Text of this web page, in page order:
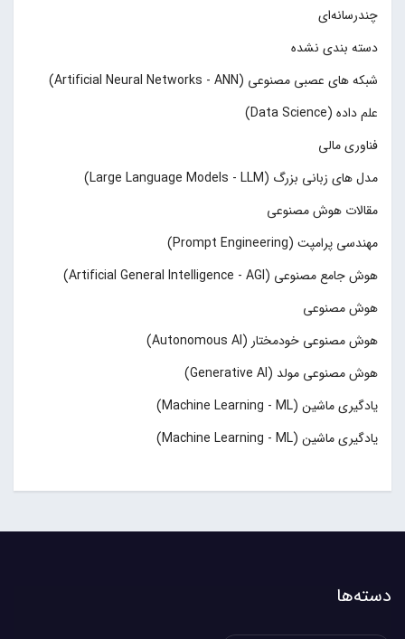
چند‌‌رسانه‌ای
دسته بندی نشده
شبکه های عصبی مصنوعی (Artificial Neural Networks - ANN)
علم داده (Data Science)
فناوری مالی
مدل های زبانی بزرگ (Large Language Models - LLM)
مقالات هوش مصنوعی
مهندسی پرامپت (Prompt Engineering)
هوش جامع مصنوعی (Artificial General Intelligence - AGI)
هوش مصنوعی
هوش مصنوعی خودمختار (Autonomous AI)
هوش مصنوعی مولد (Generative AI)
یادگیری ماشین (Machine Learning - ML)
یادگیری ماشین (Machine Learning - ML)
دسته‌ها